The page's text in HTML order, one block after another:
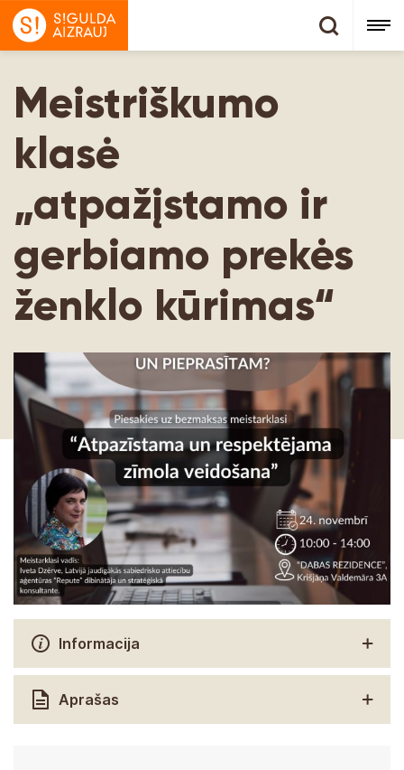
Meistriškumo
klasė
„atpažįstamo ir
gerbiamo prekės
ženklo kūrimas“
Informacija
Aprašas